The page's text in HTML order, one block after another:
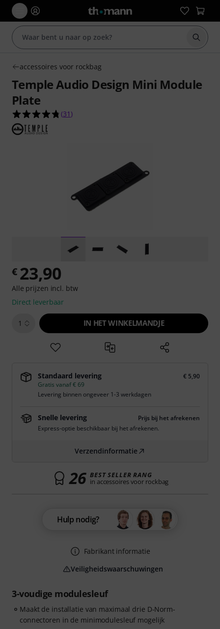
Zoek
accessoires voor rockbag
Temple Audio Design Mini Module
Plate
4.8 van de 5 sterren van 31 klantbeoordelingen
(31 )
3-voudige modulesleuf
Maakt de installatie van maximaal drie D-Norm-
connectoren in de minimodulesleuf mogelijk
€ 23,90
Alle prijzen incl. btw
Direct leverbaar
1 IN HET WINKELMANDJE
Standaard levering
€ 5,90
Gratis vanaf € 69
Levering binnen ongeveer 1-3 werkdagen
Snelle levering
Prijs bij het afrekenen
Express-optie beschikbaar bij het afrekenen.
Verzendinformatie
26 BEST SELLER RANG
in accessoires voor rockbag
Hulp nodig?
Fabrikant informatie
Veiligheidswaarschuwingen